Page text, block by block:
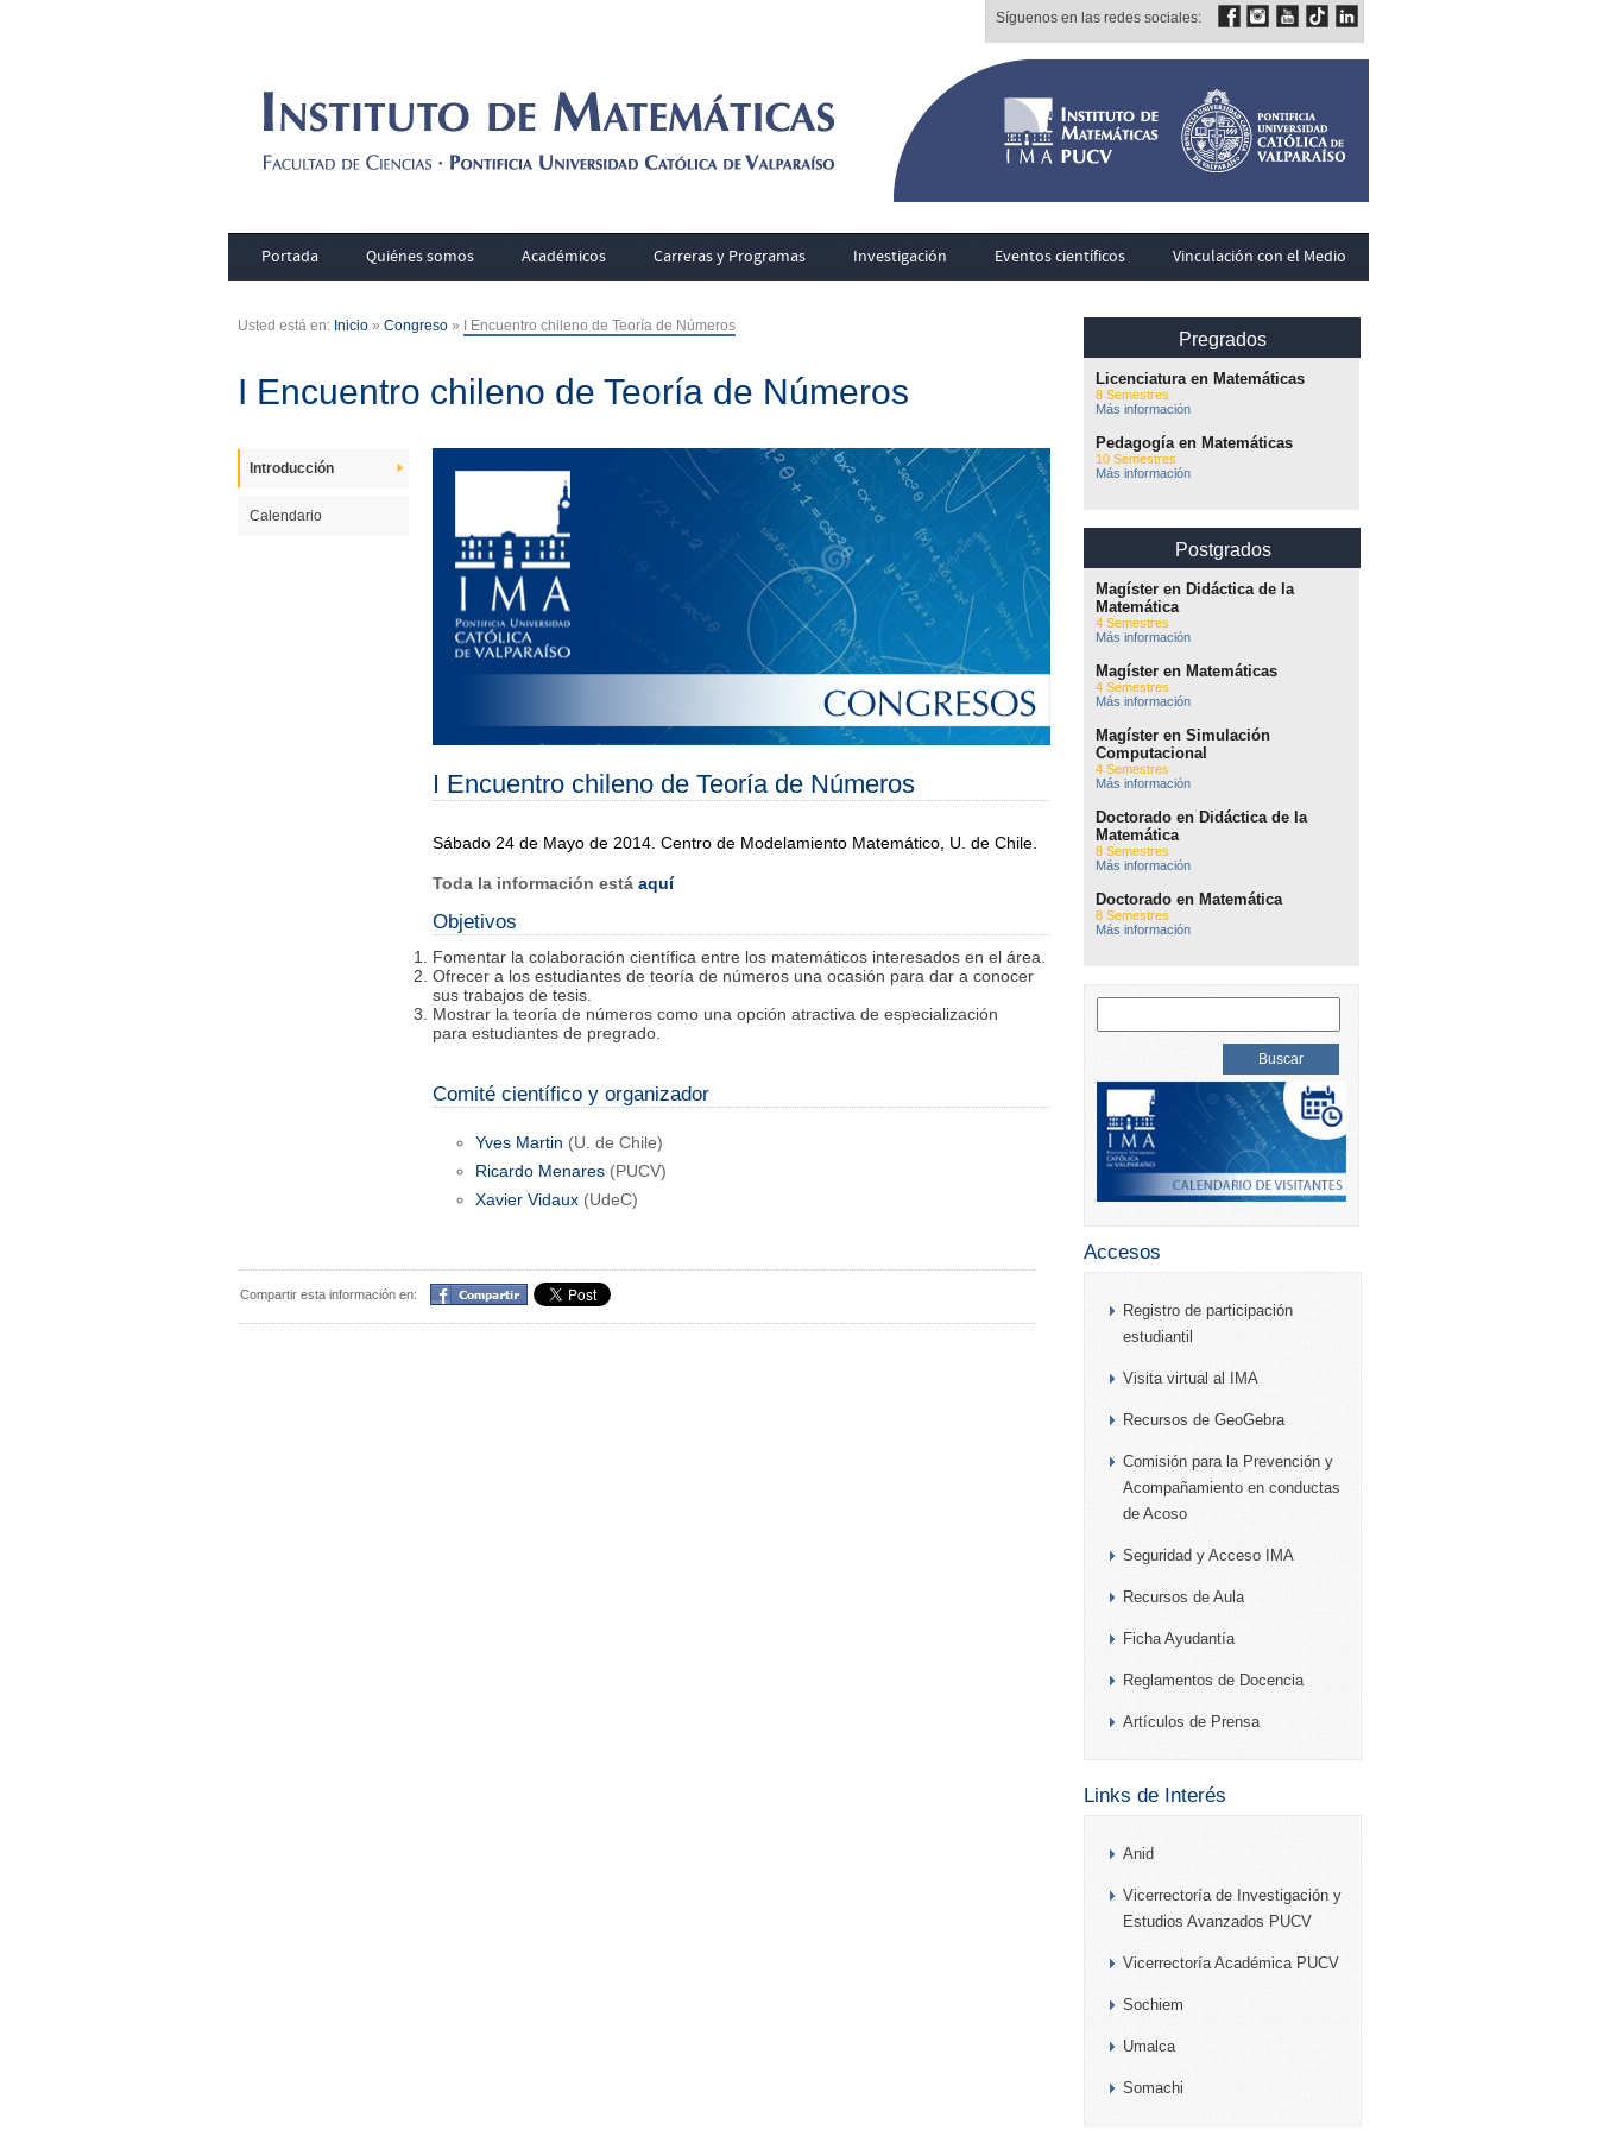
Síguenos en las redes sociales:
Portada Quiénes somos Académicos Carreras y Programas Investigación Eventos científicos Vinculación con el Medio
Usted está en: Inicio » Congreso » I Encuentro chileno de Teoría de Números
I Encuentro chileno de Teoría de Números
Introducción
Calendario
I Encuentro chileno de Teoría de Números
Sábado 24 de Mayo de 2014. Centro de Modelamiento Matemático, U. de Chile.
Toda la información está aquí
Objetivos
Fomentar la colaboración científica entre los matemáticos interesados en el área.
Ofrecer a los estudiantes de teoría de números una ocasión para dar a conocer
sus trabajos de tesis.
Mostrar la teoría de números como una opción atractiva de especialización
para estudiantes de pregrado.
Comité científico y organizador
Yves Martin (U. de Chile)
Ricardo Menares (PUCV)
Xavier Vidaux (UdeC)
Compartir esta información en: Compartir
Pregrados
Licenciatura en Matemáticas
8 Semestres
Más información
Pedagogía en Matemáticas
10 Semestres
Más información
Postgrados
Magíster en Didáctica de la
Matemática
4 Semestres
Más información
Magíster en Matemáticas
4 Semestres
Más información
Magíster en Simulación
Computacional
4 Semestres
Más información
Doctorado en Didáctica de la
Matemática
8 Semestres
Más información
Doctorado en Matemática
8 Semestres
Más información
Accesos
Registro de participación
estudiantil
Visita virtual al IMA
Recursos de GeoGebra
Comisión para la Prevención y
Acompañamiento en conductas
de Acoso
Seguridad y Acceso IMA
Recursos de Aula
Ficha Ayudantía
Reglamentos de Docencia
Artículos de Prensa
Links de Interés
Anid
Vicerrectoría de Investigación y
Estudios Avanzados PUCV
Vicerrectoría Académica PUCV
Sochiem
Umalca
Somachi